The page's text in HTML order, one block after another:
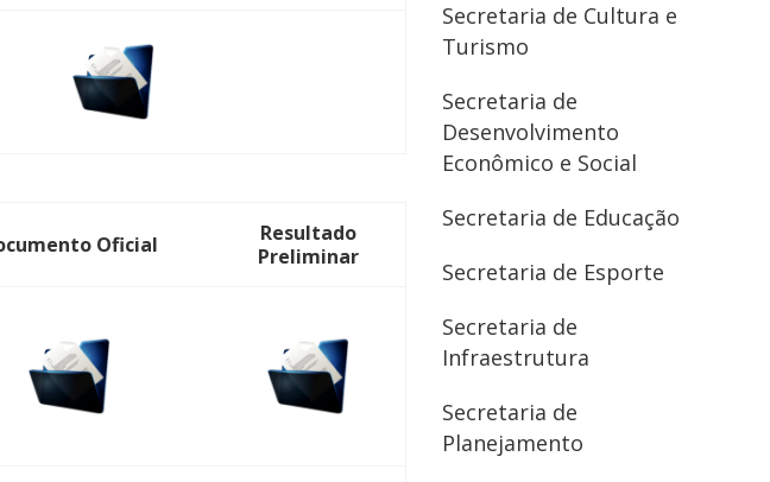
Oficial
Resultado
Preliminar
Secretaria de Cultura e
Turismo
Secretaria de
Desenvolvimento
Econômico e Social
Secretaria de Educação
Secretaria de Esporte
Secretaria de
Infraestrutura
Secretaria de
Planejamento